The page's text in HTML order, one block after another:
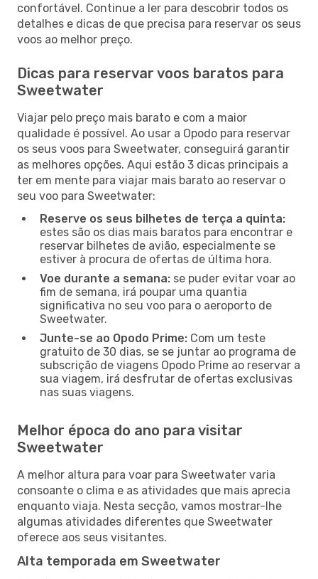
confortável. Continue a ler para descobrir todos os
detalhes e dicas de que precisa para reservar os seus
voos ao melhor preço.
Dicas para reservar voos baratos para
Sweetwater
Viajar pelo preço mais barato e com a maior
qualidade é possível. Ao usar a Opodo para reservar
os seus voos para Sweetwater, conseguirá garantir
as melhores opções. Aqui estão 3 dicas principais a
ter em mente para viajar mais barato ao reservar o
seu voo para Sweetwater:
Reserve os seus bilhetes de terça a quinta:
estes são os dias mais baratos para encontrar e
reservar bilhetes de avião, especialmente se
estiver à procura de ofertas de última hora.
Voe durante a semana: se puder evitar voar ao
fim de semana, irá poupar uma quantia
significativa no seu voo para o aeroporto de
Sweetwater.
Junte-se ao Opodo Prime: Com um teste
gratuito de 30 dias, se se juntar ao programa de
subscrição de viagens Opodo Prime ao reservar a
sua viagem, irá desfrutar de ofertas exclusivas
nas suas viagens.
Melhor época do ano para visitar
Sweetwater
A melhor altura para voar para Sweetwater varia
consoante o clima e as atividades que mais aprecia
enquanto viaja. Nesta secção, vamos mostrar-lhe
algumas atividades diferentes que Sweetwater
oferece aos seus visitantes.
Alta temporada em Sweetwater